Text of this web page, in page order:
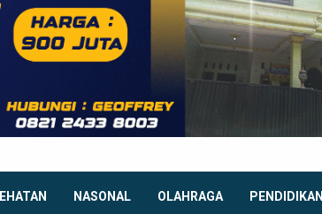
NASONAL OLAHRAGA PENDIDIKAN